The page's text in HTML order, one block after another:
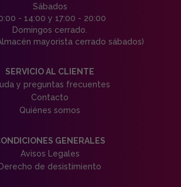
Sábados
- 14:00 y 17:00 - 20:00
Domingos cerrado.
mayorista cerrado sábados)
SERVICIO AL CLIENTE
y preguntas frecuentes
Contacto
Quiénes somos
GENERALES
Avisos Legales
Derecho de desistimiento